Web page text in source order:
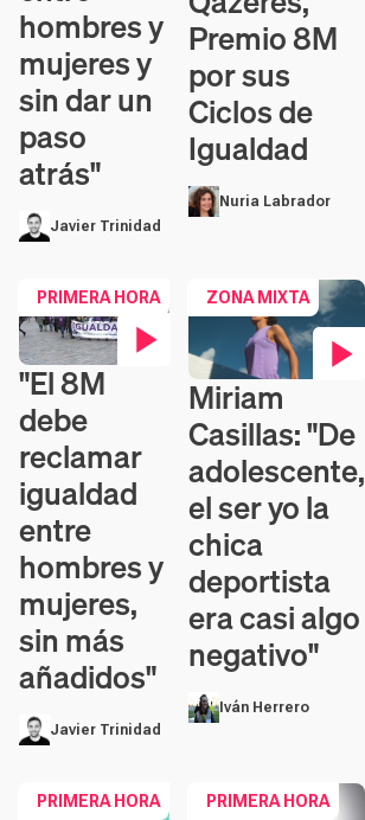
hombres y
mujeres y
sin dar un
paso
atrás"
Javier Trinidad
Premio 8M
por sus
Ciclos de
Igualdad
Nuria Labrador
PRIMERA HORA
Contenido en vídeo
"El 8M
debe
reclamar
igualdad
entre
hombres y
mujeres,
sin más
añadidos"
Javier Trinidad
ZONA MIXTA
Contenido en vídeo
Miriam
Casillas: "De
adolescente,
el ser yo la
chica
deportista
era casi algo
negativo"
Iván Herrero
PRIMERA HORA PRIMERA HORA